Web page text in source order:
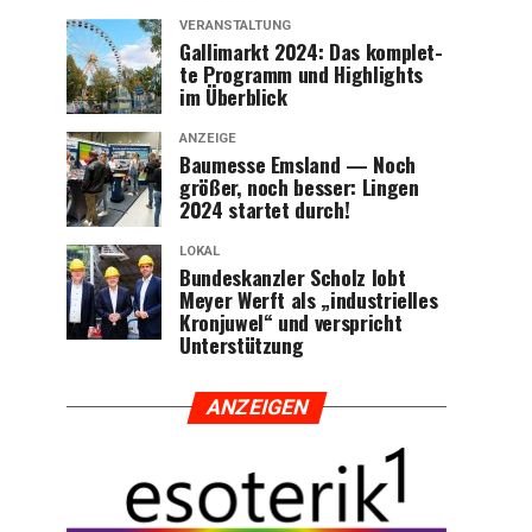
VERANSTALTUNG
Gal­li­markt 2024: Das kom­plet­
te Pro­gramm und High­lights
im Überblick
ANZEIGE
Bau­mes­se Ems­land — Noch
grö­ßer, noch bes­ser: Lin­gen
2024 star­tet durch!
LOKAL
Bun­des­kanz­ler Scholz lobt
Mey­er Werft als „indus­tri­el­les
Kron­ju­wel“ und ver­spricht
Unterstützung
ANZEI­GEN